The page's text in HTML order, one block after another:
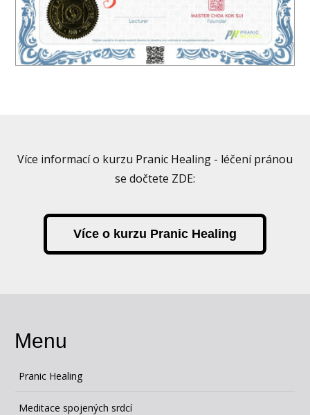
Více informací o kurzu Pranic Healing - léčení pránou
se dočtete ZDE:
Více o kurzu Pranic Healing
Menu
Pranic Healing
Meditace spojených srdcí